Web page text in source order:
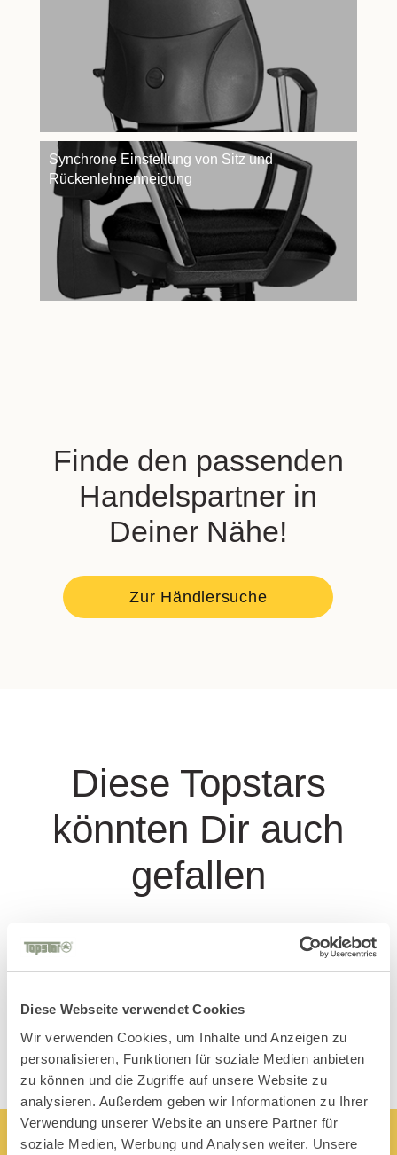
Diese Webseite verwendet Cookies
Wir verwenden Cookies, um Inhalte und Anzeigen zu
personalisieren, Funktionen für soziale Medien anbieten
zu können und die Zugriffe auf unsere Website zu
analysieren. Außerdem geben wir Informationen zu Ihrer
Verwendung unserer Website an unsere Partner für
soziale Medien, Werbung und Analysen weiter. Unsere
Synchrone Einstellung von Sitz und
Rückenlehnenneigung
Finde den passenden
Handelspartner in
Deiner Nähe!
Zur Händlersuche
Diese Topstars
könnten Dir auch
gefallen